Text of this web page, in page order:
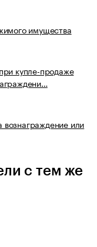
имущества
купле-продаже
или
с тем же